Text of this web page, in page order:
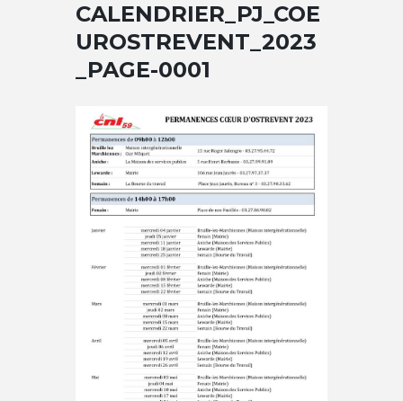
CALENDRIER_PJ_COE
UROSTREVENT_2023
_PAGE-0001